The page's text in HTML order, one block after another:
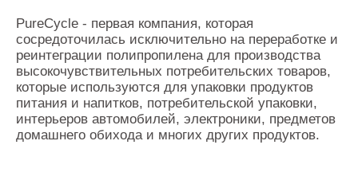
PureCycle - первая компания, которая
сосредоточилась исключительно на переработке и
реинтеграции полипропилена для производства
высокочувствительных потребительских товаров,
которые используются для упаковки продуктов
питания и напитков, потребительской упаковки,
интерьеров автомобилей, электроники, предметов
домашнего обихода и многих других продуктов.